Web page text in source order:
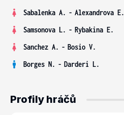
Sabalenka A. - Alexandrova E.
Samsonova L. - Rybakina E.
Sanchez A. - Bosio V.
Borges N. - Darderi L.
Profily hráčů